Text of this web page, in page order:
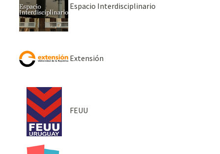
Espacio Interdisciplinario
Extensión
FEUU